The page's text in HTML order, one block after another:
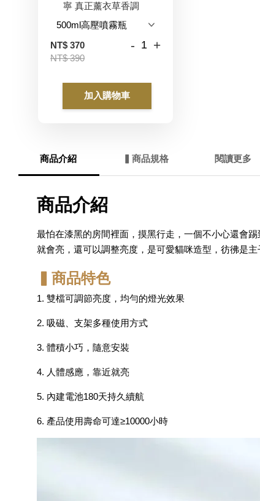
寧 真正薰衣草香調
NT$ 370
NT$ 390
- +
加入購物車
商品介紹 ▍商品規格 閱讀更多
商品介紹
最怕在漆黑的房間裡面，摸黑行走，一個不小心還會
就會亮，還可以調整亮度，是可愛貓咪造型，彷彿是主
▍商品特色
1. 雙檔可調節亮度，均勻的燈光效果
2. 吸磁、支架多種使用方式
3. 體積小巧，隨意安裝
4. 人體感應，靠近就亮
5. 內建電池180天持久續航
6. 產品使用壽命可達≥10000小時